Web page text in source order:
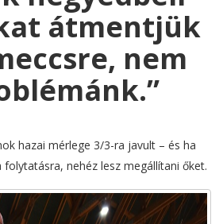
átmentjük
nem
hazai mérlege 3/3-ra javult – és ha
nehéz lesz megállítani őket.